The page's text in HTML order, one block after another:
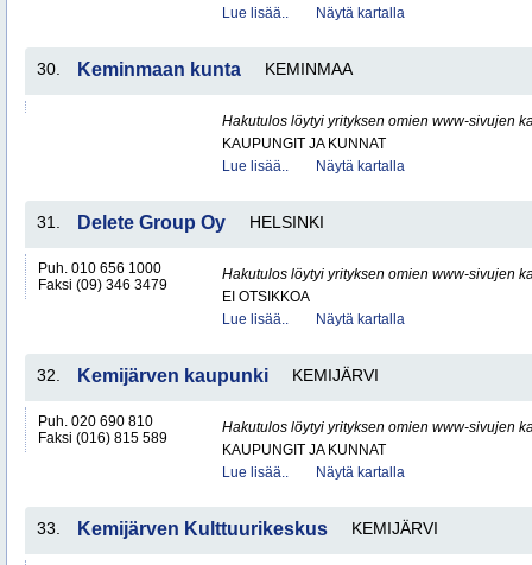
Lue lisää..
Näytä kartalla
30. Keminmaan kunta KEMINMAA
Hakutulos löytyi yrityksen omien www-sivujen
KAUPUNGIT JA KUNNAT
Lue lisää..
Näytä kartalla
31. Delete Group Oy HELSINKI
Puh. 010 656 1000
Faksi (09) 346 3479
Hakutulos löytyi yrityksen omien www-sivujen
EI OTSIKKOA
Lue lisää..
Näytä kartalla
32. Kemijärven kaupunki KEMIJÄRVI
Puh. 020 690 810
Faksi (016) 815 589
Hakutulos löytyi yrityksen omien www-sivujen
KAUPUNGIT JA KUNNAT
Lue lisää..
Näytä kartalla
33. Kemijärven Kulttuurikeskus KEMIJÄRVI